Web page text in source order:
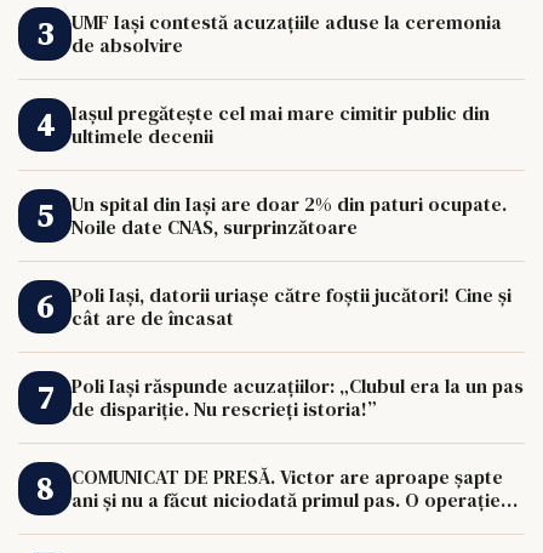
UMF Iași contestă acuzațiile aduse la ceremonia
de absolvire
Iașul pregătește cel mai mare cimitir public din
ultimele decenii
Un spital din Iași are doar 2% din paturi ocupate.
Noile date CNAS, surprinzătoare
Poli Iași, datorii uriașe către foștii jucători! Cine și
cât are de încasat
Poli Iași răspunde acuzațiilor: „Clubul era la un pas
de dispariție. Nu rescrieți istoria!”
COMUNICAT DE PRESĂ. Victor are aproape șapte
ani și nu a făcut niciodată primul pas. O operație